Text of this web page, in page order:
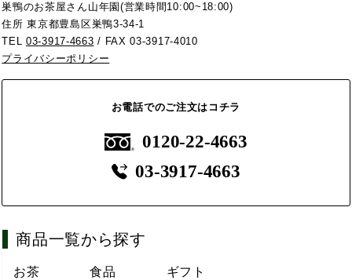
巣鴨のお茶屋さん山年園(営業時間10:00~18:00)
住所 東京都豊島区巣鴨3-34-1
TEL03-3917-4663 / FAX 03-3917-4010
プライバシーポリシー
お電話でのご注文はコチラ
0120-22-4663
03-3917-4663
商品一覧から探す
お茶 食品 ギフト